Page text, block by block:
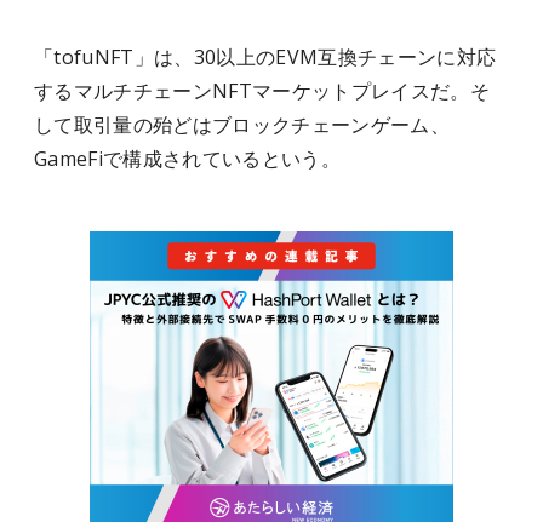
「tofuNFT」は、30以上のEVM互換チェーンに対応
するマルチチェーンNFTマーケットプレイスだ。そ
して取引量の殆どはブロックチェーンゲーム、
GameFiで構成されているという。